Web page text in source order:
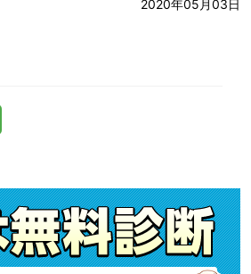
2020年05月03日